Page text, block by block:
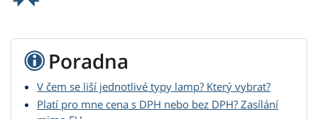
Poradna
V čem se liší jednotlivé typy lamp? Který vybrat?
Platí pro mne cena s DPH nebo bez DPH? Zasílání